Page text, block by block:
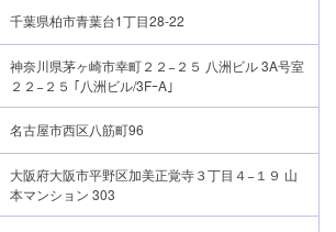
千葉県柏市青葉台1丁目28-22
神奈川県茅ヶ崎市幸町２２−２５ 八洲ビル 3A号室
２２−２５ ｢八洲ビル/3FｰA｣
名古屋市西区八筋町96
大阪府大阪市平野区加美正覚寺３丁目４−１９ 山
本マンション 303